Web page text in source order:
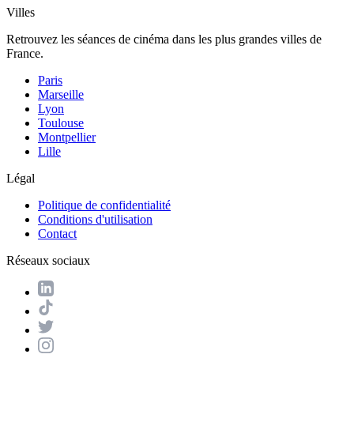
Villes
Retrouvez les séances de cinéma dans les plus grandes villes de
France.
Paris
Marseille
Lyon
Toulouse
Montpellier
Lille
Légal
Politique de confidentialité
Conditions d'utilisation
Contact
Réseaux sociaux